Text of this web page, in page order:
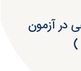
در آزمون